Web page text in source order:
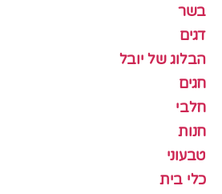
בשר
דגים
הבלוג של יובל
חגים
חלבי
חנות
טבעוני
כלי בית